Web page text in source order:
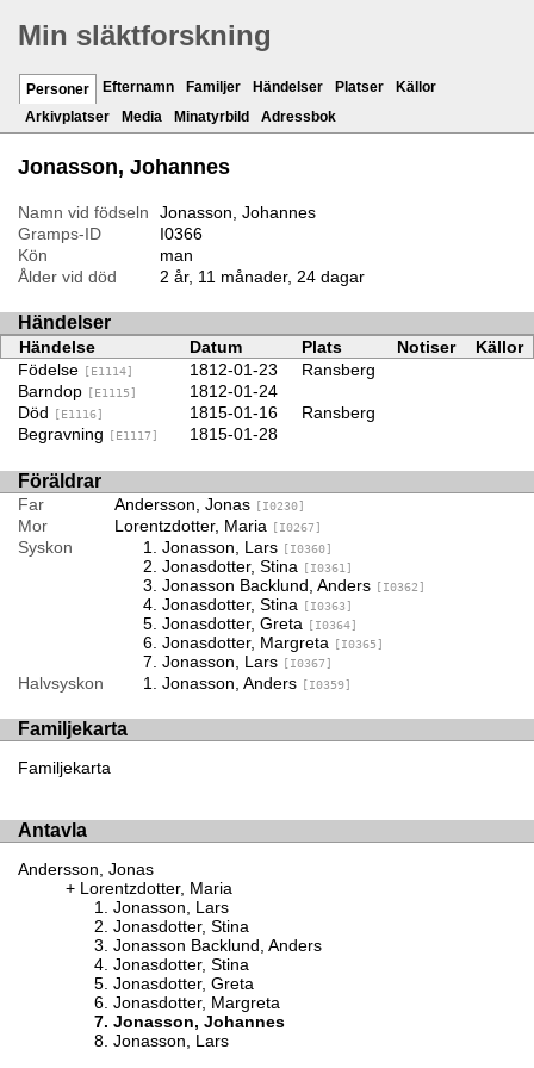
Min släktforskning
Personer Efternamn Familjer Händelser Platser
Källor
Arkivplatser
Media Minatyrbild Adressbok
Jonasson, Johannes
Namn vid födseln
Jonasson, Johannes
Gramps-ID
I0366
Kön
man
Ålder vid död
2 år, 11 månader, 24 dagar
Händelser
Händelse Datum Plats Notiser
Källor
Födelse
[E1114] 1812-01-23
Ransberg
Barndop
[E1115]
1812-01-24
Död
[E1116] 1815-01-16
Ransberg
Begravning
[E1117] 1815-01-28
Föräldrar
Far Andersson, Jonas [I0230]
Mor Lorentzdotter, Maria [I0267]
Syskon Jonasson, Lars [I0360]
Jonasdotter, Stina [I0361]
Jonasson Backlund, Anders [I0362]
Jonasdotter, Stina [I0363]
Jonasdotter, Greta [I0364]
Jonasdotter, Margreta [I0365]
Jonasson, Lars [I0367]
Halvsyskon Jonasson, Anders [I0359]
Familjekarta
Familjekarta
Antavla
Andersson, Jonas
Lorentzdotter, Maria
Jonasson, Lars
Jonasdotter, Stina
Jonasson Backlund, Anders
Jonasdotter, Stina
Jonasdotter, Greta
Jonasdotter, Margreta
Jonasson, Johannes
Jonasson, Lars